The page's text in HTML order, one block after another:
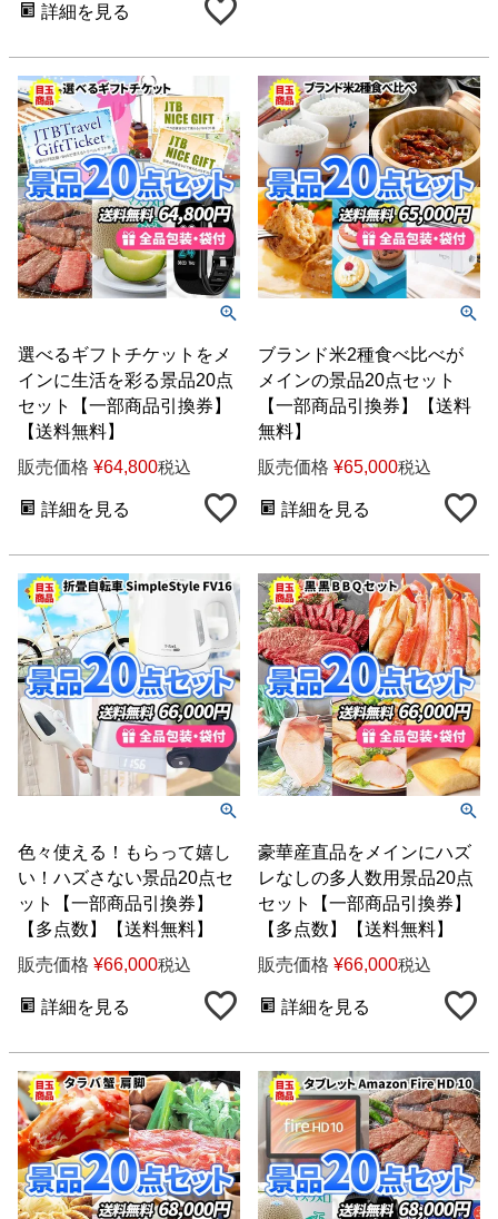
詳細を見る
選べるギフトチケットをメ
インに生活を彩る景品20点
セット【一部商品引換券】
【送料無料】
販売価格 ¥64,800税込
詳細を見る
ブランド米2種食べ比べが
メインの景品20点セット
【一部商品引換券】【送料
無料】
販売価格 ¥65,000税込
詳細を見る
色々使える！もらって嬉し
い！ハズさない景品20点セ
ット【一部商品引換券】
【多点数】【送料無料】
販売価格 ¥66,000税込
詳細を見る
豪華産直品をメインにハズ
レなしの多人数用景品20点
セット【一部商品引換券】
【多点数】【送料無料】
販売価格 ¥66,000税込
詳細を見る